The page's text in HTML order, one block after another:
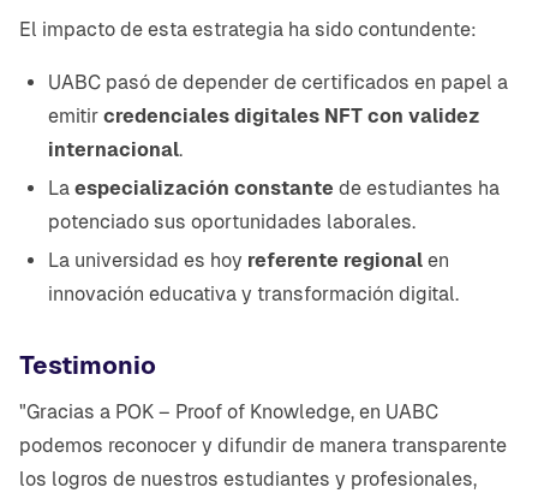
El impacto de esta estrategia ha sido contundente:
UABC pasó de depender de certificados en papel a
emitir credenciales digitales NFT con validez
internacional.
La especialización constante de estudiantes ha
potenciado sus oportunidades laborales.
La universidad es hoy referente regional en
innovación educativa y transformación digital.
Testimonio
"Gracias a POK – Proof of Knowledge, en UABC
podemos reconocer y difundir de manera transparente
los logros de nuestros estudiantes y profesionales,